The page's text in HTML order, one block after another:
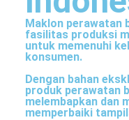
Maklon perawatan
fasilitas produksi
untuk memenuhi
konsumen.
Dengan bahan
produk perawatan
melembapkan dan
memperbaiki